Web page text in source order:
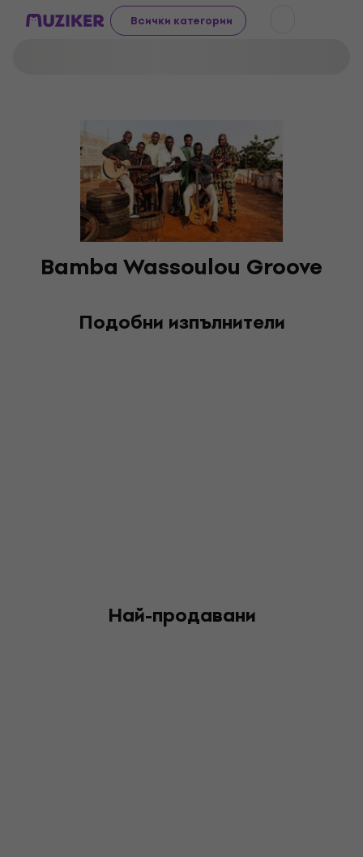
Всички категории
Bamba Wassoulou Groove
Подобни изпълнители
Най-продавани